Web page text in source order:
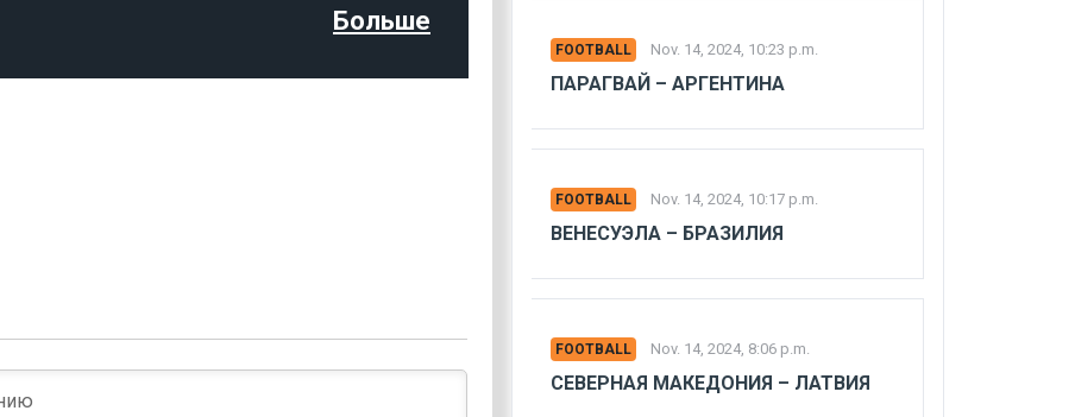
Больше
FOOTBALL Nov. 14, 2024, 10:23 p.m.
ПАРАГВАЙ – АРГЕНТИНА
FOOTBALL Nov. 14, 2024, 10:17 p.m.
ВЕНЕСУЭЛА – БРАЗИЛИЯ
FOOTBALL Nov. 14, 2024, 8:06 p.m.
СЕВЕРНАЯ МАКЕДОНИЯ – ЛАТВИЯ